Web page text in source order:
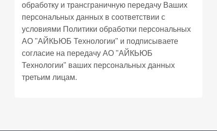
обработку и трансграничную передачу Ваших
персональных данных в соответствии с
условиями Политики обработки персональных
АО "АЙКЬЮБ Технологии" и подписываете
согласие на передачу АО "АЙКЬЮБ
Технологии" ваших персональных данных
третьим лицам.